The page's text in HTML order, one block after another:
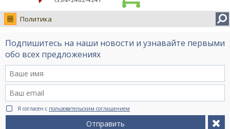
Политика
Новости
Интервью
Видео Ruso.TV
BCN life
Сервис на немецком
Подпишитесь на наши новости и узнавайте первыми
обо всех предложениях
Я согласен с пользовательским соглашением
Отправить